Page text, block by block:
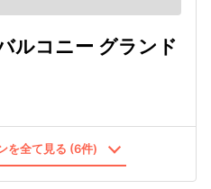
ルコニー グランド
を全て見る (6件)